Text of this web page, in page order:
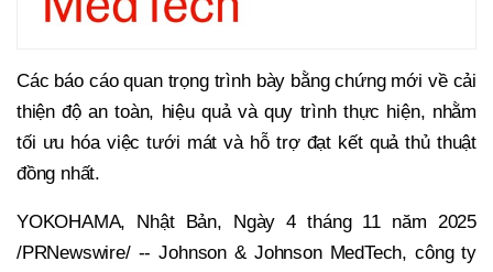
Các báo cáo quan trọng trình bày bằng chứng mới về cải
thiện độ an toàn, hiệu quả và quy trình thực hiện, nhằm
tối ưu hóa việc tưới mát và hỗ trợ đạt kết quả thủ thuật
đồng nhất.
YOKOHAMA, Nhật Bản, Ngày 4 tháng 11 năm 2025
/PRNewswire/ -- Johnson & Johnson MedTech, công ty